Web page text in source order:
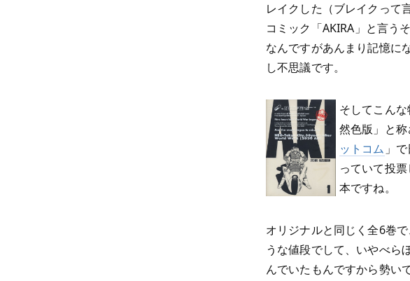
レイクした（ブレイクって
コミック「AKIRA」と言う
なんですがあんまり記憶に
し不思議です。
そしてこん
然色版」と
ットコム 」
っていて投
本ですね。
オリジナルと同じく全6巻
うな値段でして、いやべら
んでいたもんですから勢い